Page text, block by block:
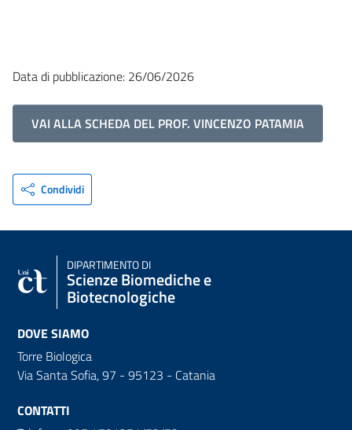
Data di pubblicazione: 26/06/2026
VAI ALLA SCHEDA DEL PROF. VINCENZO PATAMIA
Condividi
DIPARTIMENTO DI
Scienze Biomediche e
Biotecnologiche
DOVE SIAMO
Torre Biologica
Via Santa Sofia, 97 - 95123 - Catania
CONTATTI